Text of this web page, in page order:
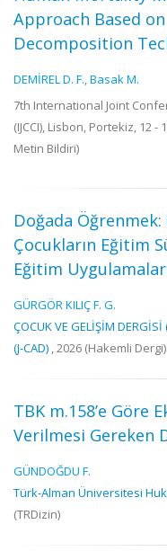
Approach Based
Decomposition
DEMİREL D. F.,Basak M.
7th International Joint
(IJCCI), Lisbon, Portekiz, 12 -
Metin Bildiri)
Doğada
Çocukların Eğitim
Eğitim
GÜRGÖR KILIÇ F. G.
ÇOCUK VE GELİŞİM
(J-CAD) , 2026 (Hakemli Dergi)
TBK m.158’e Göre
Verilmesi Gereken
GÜNDOĞDU F.
Türk-Alman Üniversitesi
(TRDizin)